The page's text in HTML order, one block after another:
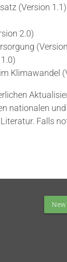
(Version 1.1)
2.0)
Klimawandel
nationalen
Falls